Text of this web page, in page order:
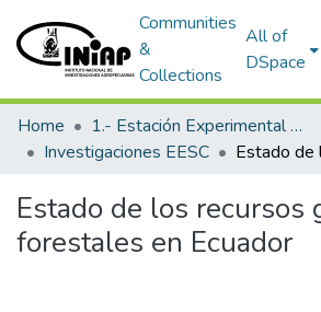
Communities
&
Collections
All of
DSpace
Home
1.- Estación Experimental Santa Catalina
Investigaciones EESC
Estado de los recursos
forestales en Ecuador